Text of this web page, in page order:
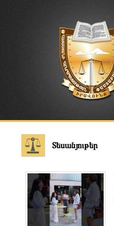
Տեսանյութեր